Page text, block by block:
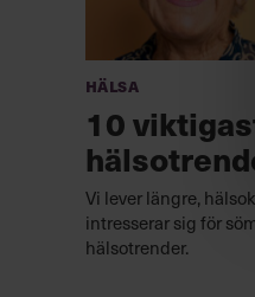
Hälsa
10
Vi lever längre,
intresserar sig för
hälsotrender.